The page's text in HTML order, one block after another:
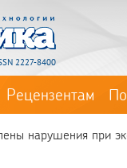
2227-8400
Рецензентам
нарушения при